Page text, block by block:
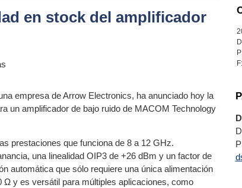
en stock del amplificador
empresa de Arrow Electronics, ha anunciado hoy la
un amplificador de bajo ruido de MACOM Technology
prestaciones que funciona de 8 a 12 GHz.
una linealidad OIP3 de +26 dBm y un factor de
automática que sólo requiere una única alimentación
Ω y es versátil para múltiples aplicaciones, como